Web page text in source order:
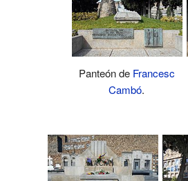
Panteón de Francesc
Cambó.